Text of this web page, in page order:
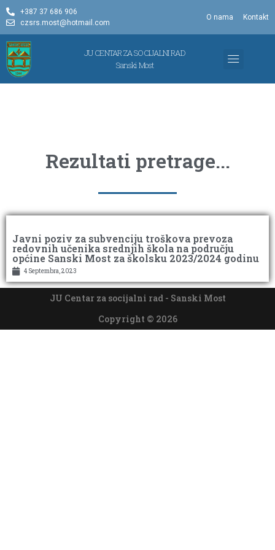
+387 37 686 906
czsrs.most@hotmail.com
O nama Kontakt
JU CENTAR ZA SOCIJALNI RAD
Sanski Most
Rezultati pretrage...
Javni poziv za subvenciju troškova prevoza
redovnih učenika srednjih škola na području
općine Sanski Most za školsku 2023/2024 godinu
4 Septembra, 2023
JU Centar za socijalni rad - Sanski Most
Copyright © 2026